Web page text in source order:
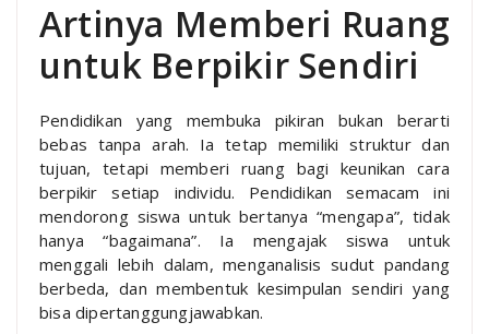
Artinya Memberi Ruang
untuk Berpikir Sendiri
Pendidikan yang membuka pikiran bukan berarti
bebas tanpa arah. Ia tetap memiliki struktur dan
tujuan, tetapi memberi ruang bagi keunikan cara
berpikir setiap individu. Pendidikan semacam ini
mendorong siswa untuk bertanya “mengapa”, tidak
hanya “bagaimana”. Ia mengajak siswa untuk
menggali lebih dalam, menganalisis sudut pandang
berbeda, dan membentuk kesimpulan sendiri yang
bisa dipertanggungjawabkan.